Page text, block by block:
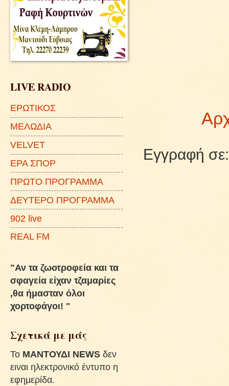
Εγγραφή
LIVE RADIO
ΕΡΩΤΙΚΟΣ
ΜΕΛΩΔΙΑ
VELVET
ΕΡΑ ΣΠΟΡ
ΠΡΩΤΟ ΠΡΟΓΡΑΜΜΑ
ΔΕΥΤΕΡΟ ΠΡΟΓΡΑΜΜΑ
902 live
REAL FM
"Αν τα ζωοτροφεία και τα
σφαγεία είχαν τζαμαρίες
,θα ήμασταν όλοι
χορτοφάγοι! "
Σχετικά με μάς
To ΜΑΝΤΟΥΔΙ NEWS δεν
ειναι ηλεκτρονικό έντυπο η
εφημερίδα.